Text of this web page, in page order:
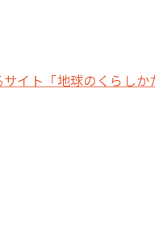
イト「地球のくらしか